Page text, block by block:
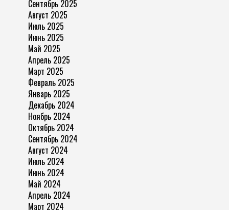
Сентябрь 2025
Август 2025
Июль 2025
Июнь 2025
Май 2025
Апрель 2025
Март 2025
Февраль 2025
Январь 2025
Декабрь 2024
Ноябрь 2024
Октябрь 2024
Сентябрь 2024
Август 2024
Июль 2024
Июнь 2024
Май 2024
Апрель 2024
Март 2024